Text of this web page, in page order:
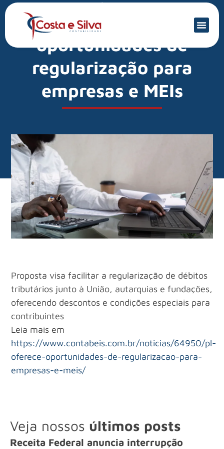
Mercado Financeiro
PL oferece
oportunidades de
regularização para
empresas e MEIs
Proposta visa facilitar a regularização de débitos
tributários junto à União, autarquias e fundações,
oferecendo descontos e condições especiais para
contribuintes
Leia mais em
https://www.contabeis.com.br/noticias/64950/pl-
oferece-oportunidades-de-regularizacao-para-
empresas-e-meis/
Veja nossos últimos posts
Receita Federal anuncia interrupção